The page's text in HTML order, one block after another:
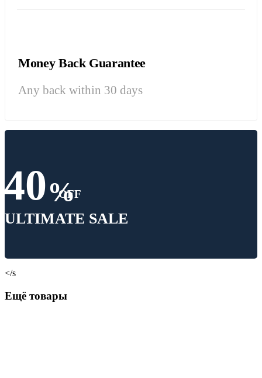
Money Back Guarantee
Any back within 30 days
40%
OFF
ULTIMATE SALE
</s
Ещё товары